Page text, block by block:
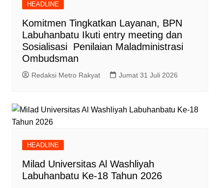
HEADLINE
Komitmen Tingkatkan Layanan, BPN
Labuhanbatu Ikuti entry meeting dan
Sosialisasi Penilaian Maladministrasi
Ombudsman
Redaksi Metro Rakyat Jumat 31 Juli 2026
HEADLINE
Milad Universitas Al Washliyah
Labuhanbatu Ke-18 Tahun 2026